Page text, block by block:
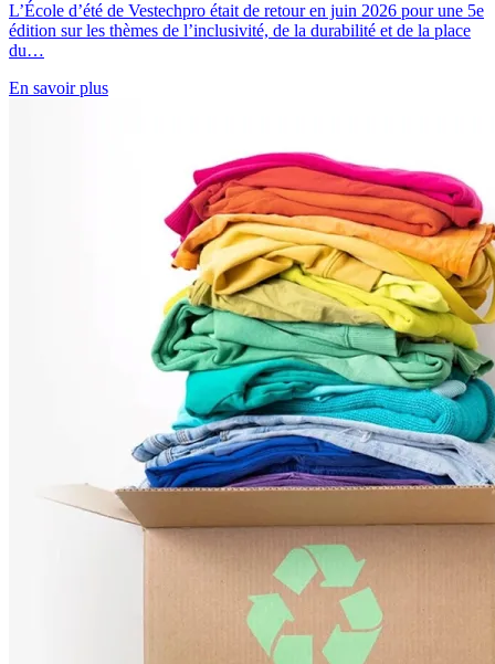
L’École d’été de Vestechpro était de retour en juin 2026 pour une 5e
édition sur les thèmes de l’inclusivité, de la durabilité et de la place
du…
En savoir plus